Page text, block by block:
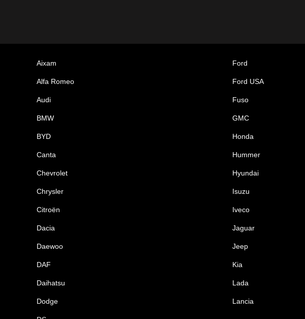
Aixam
Alfa Romeo
Audi
BMW
BYD
Canta
Chevrolet
Chrysler
Citroën
Dacia
Daewoo
DAF
Daihatsu
Dodge
Ford
Ford USA
Fuso
GMC
Honda
Hummer
Hyundai
Isuzu
Iveco
Jaguar
Jeep
Kia
Lada
Lancia